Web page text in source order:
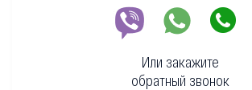
Или закажите
обратный звонок